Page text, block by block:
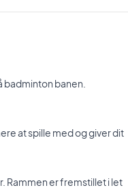
banen.
at spille med og giver dit
Rammen er fremstillet i let